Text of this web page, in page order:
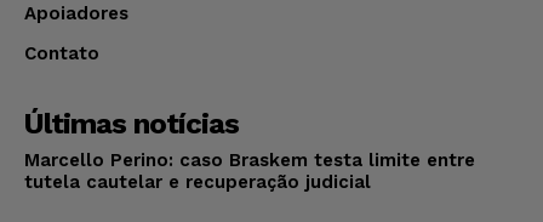
Apoiadores
Contato
Últimas notícias
Marcello Perino: caso Braskem testa limite entre
tutela cautelar e recuperação judicial